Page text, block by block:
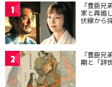
1 『豊臣
家と再婚
伏線から
2 『豊臣
期と「辞